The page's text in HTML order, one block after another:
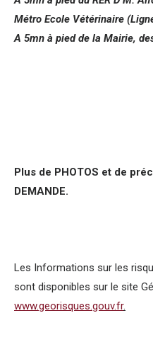
Métro Ecole Vétérinaire
A 5mn à pied de la Mairie,
Plus de PHOTOS et de
DEMANDE.
Les Informations sur les
sont disponibles sur le site
www.georisques.gouv.fr.